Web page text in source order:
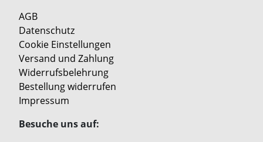
AGB
Datenschutz
Cookie Einstellungen
Versand und Zahlung
Widerrufsbelehrung
Bestellung widerrufen
Impressum
Besuche uns auf: